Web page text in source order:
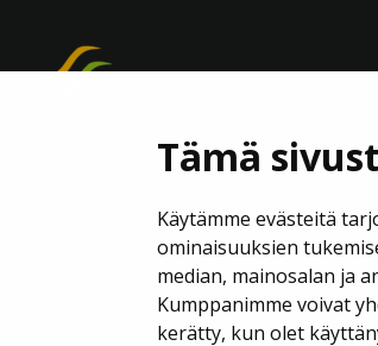
Tämä
Käytämme evästeitä
ominaisuuksien
median, mainosalan ja
Kumppanimme voivat
kerätty, kun olet